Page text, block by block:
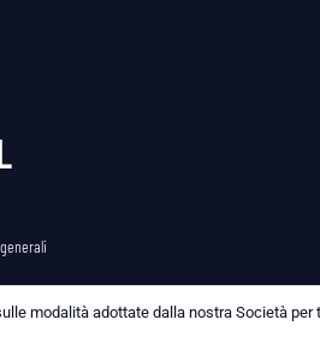
modalità adottate dalla nostra Società